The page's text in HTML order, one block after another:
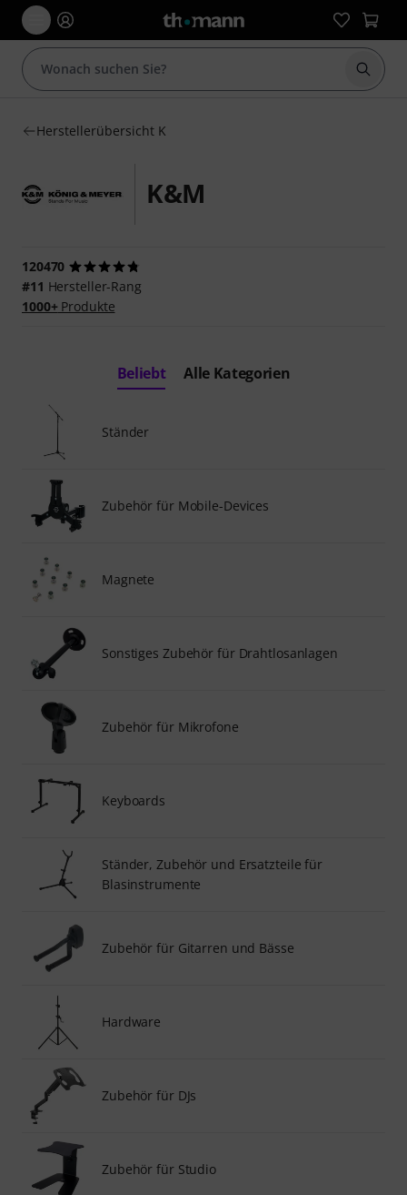
Suche
Herstellerübersicht K
K&M
120470
#11 Hersteller-Rang
1000+Produkte
Beliebt Alle Kategorien
Ständer
Zubehör für Mobile-Devices
Magnete
Sonstiges Zubehör für Drahtlosanlagen
Zubehör für Mikrofone
Keyboards
Ständer, Zubehör und Ersatzteile für
Blasinstrumente
Zubehör für Gitarren und Bässe
Hardware
Zubehör für DJs
Zubehör für Studio